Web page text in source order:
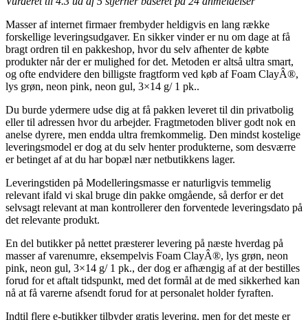
Masser af internet firmaer frembyder heldigvis en lang række
forskellige leveringsudgaver. En sikker vinder er nu om dage at få
bragt ordren til en pakkeshop, hvor du selv afhenter de købte
produkter når der er mulighed for det. Metoden er altså ultra smart,
og ofte endvidere den billigste fragtform ved køb af Foam ClayÂ®,
lys grøn, neon pink, neon gul, 3×14 g/ 1 pk..
Du burde ydermere udse dig at få pakken leveret til din privatbolig
eller til adressen hvor du arbejder. Fragtmetoden bliver godt nok en
anelse dyrere, men endda ultra fremkommelig. Den mindst kostelige
leveringsmodel er dog at du selv henter produkterne, som desværre
er betinget af at du har bopæl nær netbutikkens lager.
Leveringstiden på Modelleringsmasse er naturligvis temmelig
relevant ifald vi skal bruge din pakke omgående, så derfor er det
selvsagt relevant at man kontrollerer den forventede leveringsdato på
det relevante produkt.
En del butikker på nettet præsterer levering på næste hverdag på
masser af varenumre, eksempelvis Foam ClayÂ®, lys grøn, neon
pink, neon gul, 3×14 g/ 1 pk., der dog er afhængig af at der bestilles
forud for et aftalt tidspunkt, med det formål at de med sikkerhed kan
nå at få varerne afsendt forud for at personalet holder fyraften.
Indtil flere e-butikker tilbyder gratis levering, men for det meste er